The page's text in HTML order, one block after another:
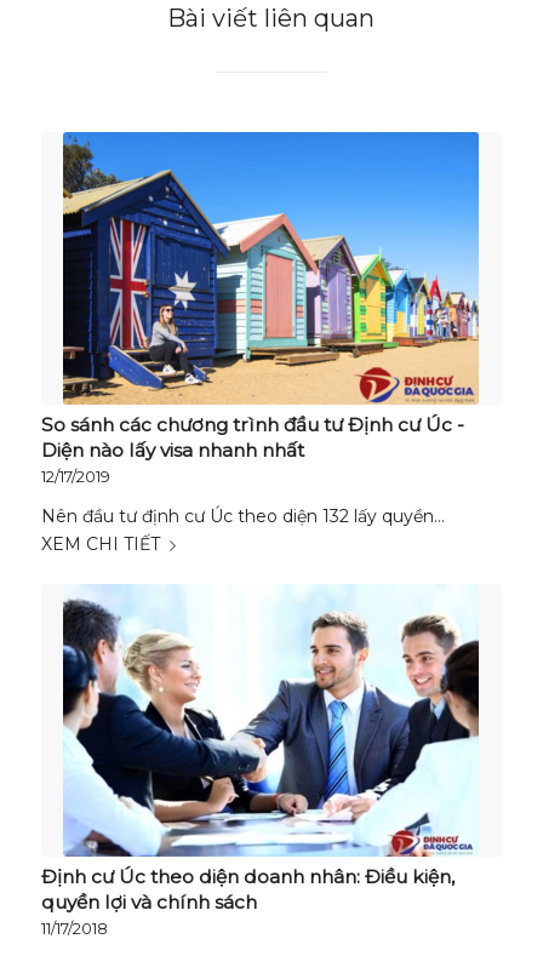
Bài viết liên quan
So sánh các chương trình đầu tư Định cư Úc -
Diện nào lấy visa nhanh nhất
12/17/2019
Nên đầu tư định cư Úc theo diện 132 lấy quyền…
XEM CHI TIẾT
Định cư Úc theo diện doanh nhân: Điều kiện,
quyền lợi và chính sách
11/17/2018